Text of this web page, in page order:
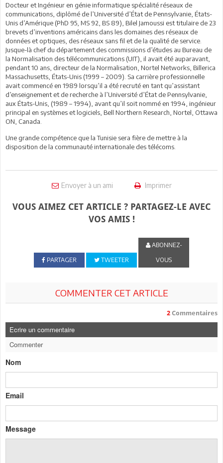
Docteur et Ingénieur en génie informatique spécialité réseaux de
communications, diplômé de l’Université d’État de Pennsylvanie, États-
Unis d’Amérique (PhD 95, MS 92, BS 89), Bilel Jamoussi est titulaire de 23
brevets d’inventions américains dans les domaines des réseaux de
données et optiques, des réseaux sans fil et de la qualité de service.
Jusque-là chef du département des commissions d’études au Bureau de
la Normalisation des télécommunications (UIT), il avait été auparavant,
pendant 10 ans, directeur de la Normalisation, Nortel Networks, Billerica
Massachusetts, États-Unis (1999 – 2009). Sa carrière professionnelle
avait commencé en 1989 lorsqu’il a été recruté en tant qu’assistant
d’enseignement et de recherche à l’Université d’État de Pennsylvanie,
aux États-Unis, (1989 – 1994), avant qu’il soit nommé en 1994, ingénieur
principal en systèmes et logiciels, Bell Northern Research, Nortel, Ottawa
ON, Canada.
Une grande compétence que la Tunisie sera fière de mettre à la
disposition de la communauté internationale des télécoms.
Envoyer à un ami Imprimer
VOUS AIMEZ CET ARTICLE ? PARTAGEZ-LE AVEC
VOS AMIS !
PARTAGER TWEETER
ABONNEZ-
VOUS
COMMENTER CET ARTICLE
2 Commentaires
Ecrire un commentaire
Commenter
Nom
Email
Message